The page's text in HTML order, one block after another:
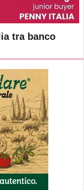
tra banco